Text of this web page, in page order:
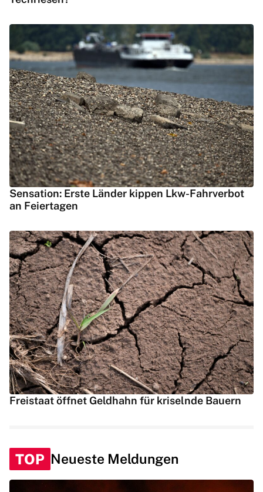
Sensation: Erste Länder kippen Lkw-Fahrverbot
an Feiertagen
Freistaat öffnet Geldhahn für kriselnde Bauern
TOP Neueste Meldungen